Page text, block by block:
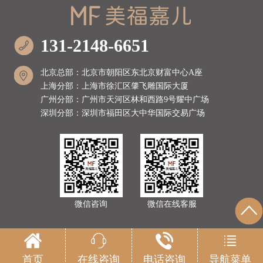
131-2148-6651
北京总部：北京市朝阳区东北京财富中心A座
上海分部：上海市徐汇区肇飞雕国际大厦
广州分部：广州市天河区林和西路9号耀中广场
深圳分部：深圳市福田区大中华国际交易广场
微信咨询 微信在线客服
首页 在线咨询 电话咨询 导航菜单